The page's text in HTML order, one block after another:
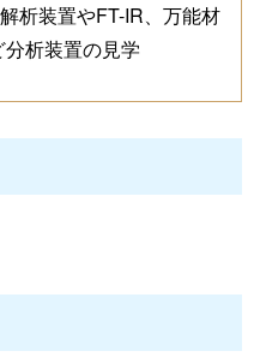
析装置やFT-IR、万能材
析装置の見学